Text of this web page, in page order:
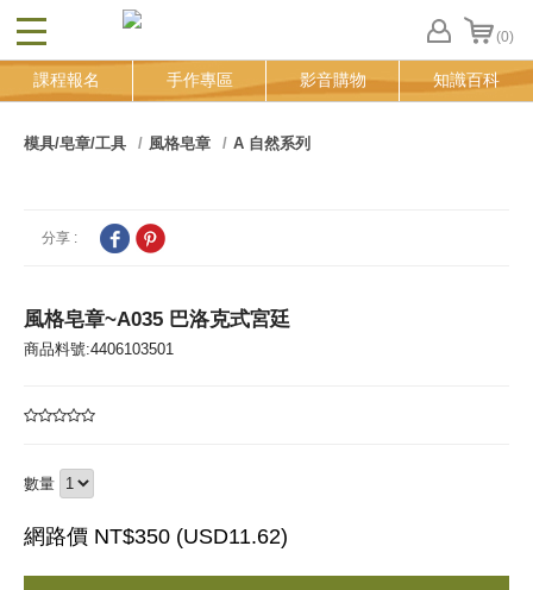
CLOSE (0)
FB
登
課程報名 手作專區 影音購物 知識百科
模具/皂章/工具 風格皂章 A 自然系列
分享 :
風格皂章~A035 巴洛克式宮廷
商品料號:4406103501
數量
網路價 NT$350 (USD11.62)